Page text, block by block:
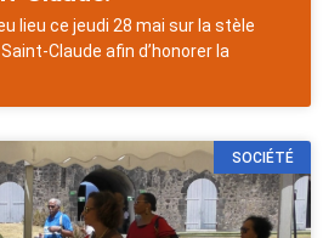
lieu ce jeudi 28 mai sur la stèle
Claude afin d’honorer la
SOCIÉTÉ